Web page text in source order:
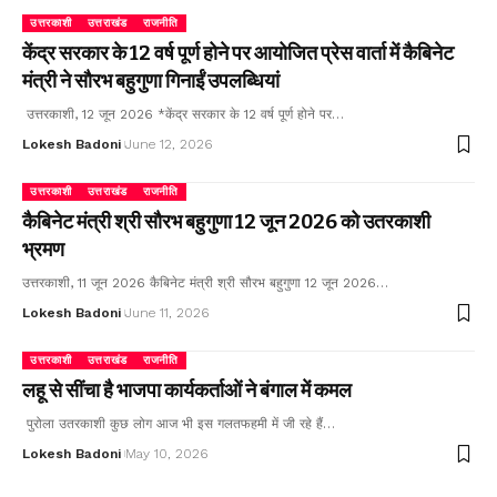
उत्तरकाशी उत्तराखंड राजनीति
केंद्र सरकार के 12 वर्ष पूर्ण होने पर आयोजित प्रेस वार्ता में कैबिनेट
मंत्री ने सौरभ बहुगुणा गिनाईं उपलब्धियां
उत्तरकाशी, 12 जून 2026 *केंद्र सरकार के 12 वर्ष पूर्ण होने पर…
Lokesh Badoni June 12, 2026
उत्तरकाशी उत्तराखंड राजनीति
कैबिनेट मंत्री श्री सौरभ बहुगुणा 12 जून 2026 को उतरकाशी
भ्रमण
उत्तरकाशी, 11 जून 2026 कैबिनेट मंत्री श्री सौरभ बहुगुणा 12 जून 2026…
Lokesh Badoni June 11, 2026
उत्तरकाशी उत्तराखंड राजनीति
लहू से सींचा है भाजपा कार्यकर्ताओं ने बंगाल में कमल
पुरोला उतरकाशी कुछ लोग आज भी इस गलतफहमी में जी रहे हैं…
Lokesh Badoni May 10, 2026